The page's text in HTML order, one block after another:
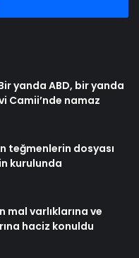
yanda ABD, bir yanda
Camii’nde namaz
teğmenlerin dosyası
kurulunda
mal varlıklarına ve
haciz konuldu